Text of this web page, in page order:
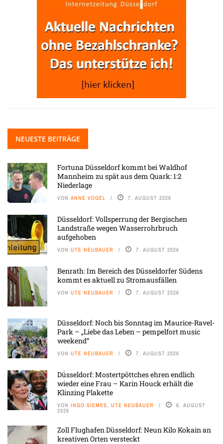
NEUESTE BEITRÄGE
Fortuna Düsseldorf kommt bei Waldhof
Mannheim zu spät aus dem Quark: 1:2
Niederlage
VON ANNE VOGEL 7. AUGUST 2026
Düsseldorf: Vollsperrung der Bergischen
Landstraße wegen Wasserrohrbruch
aufgehoben
VON UTE NEUBAUER 7. AUGUST 2026
Benrath: Im Bereich des Düsseldorfer Südens
kommt es aktuell zu Stromausfällen
VON UTE NEUBAUER 7. AUGUST 2026
Düsseldorf: Noch bis Sonntag im Maurice-Ravel-
Park – „Liebe das Leben – pempelfort music
weekend“
VON UTE NEUBAUER 7. AUGUST 2026
Düsseldorf: Mostertpöttches ehren endlich
wieder eine Frau – Karin Houck erhält die
Klinzing Plakette
VON INGO SIEMES, UTE NEUBAUER 6. AUGUST
2026
Zoll Flughafen Düsseldorf: Neun Kilo Kokain an
kreativen Orten versteckt